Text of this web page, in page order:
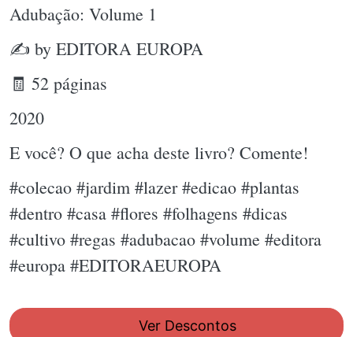
Adubação: Volume 1
✍ by EDITORA EUROPA
🧾 52 páginas
2020
E você? O que acha deste livro? Comente!
#colecao #jardim #lazer #edicao #plantas
#dentro #casa #flores #folhagens #dicas
#cultivo #regas #adubacao #volume #editora
#europa #EDITORAEUROPA
Ver Descontos